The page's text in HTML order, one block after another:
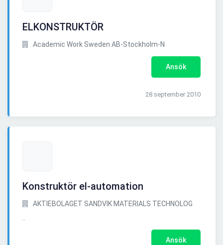
ELKONSTRUKTÖR
Academic Work Sweden AB-Stockholm-N
Ansök
28 september 2010
Konstruktör el-automation
AKTIEBOLAGET SANDVIK MATERIALS TECHNOLOG
..
Ansök